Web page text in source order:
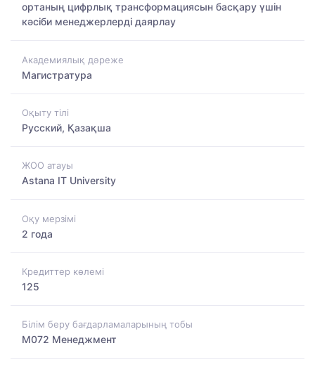
ортаның цифрлық трансформациясын басқару үшін
кәсіби менеджерлерді даярлау
Академиялық дәреже
Магистратура
Оқыту тілі
Русский, Қазақша
ЖОО атауы
Astana IT University
Оқу мерзімі
2 года
Кредиттер көлемі
125
Білім беру бағдарламаларының тобы
M072 Менеджмент